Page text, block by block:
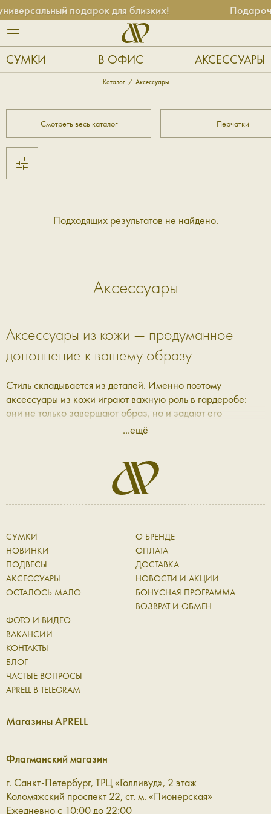
подарок для близких!
СУМКИ В ОФИС АКСЕССУАРЫ
Каталог Аксессуары
Смотреть весь каталог Перчатки
Подходящих результатов не найдено.
Аксессуары
Аксессуары из кожи — продуманное
дополнение к вашему образу
Стиль складывается из деталей. Именно поэтому
аксессуары из кожи играют важную роль в гардеробе:
они не только завершают образ, но и задают его
настроение. В Aprell мы собрали коллекцию, где каждая
Кожаные аксессуары: баланс формы и
функциональности
Современные кожаные аксессуары — это не просто
дополнение, а полноценная часть повседневного ритма.
Они сопровождают вас в течение дня, выдерживают
активное использование и при этом сохраняют
аккуратный внешний вид. Натуральная кожа со временем
становится только лучше: приобретает характерную
фактуру и мягкость, оставаясь надежной основой для
ежедневных вещей.
В коллекции Aprell представлены аксессуары для разных
сценариев:
как в базовом гардеробе, так и в более сложных
сочетаниях, где важна каждая линия. Это деталь, которая
работает незаметно, но всегда точно.
...ещё
СУМКИ
НОВИНКИ
ПОДВЕСЫ
АКСЕССУАРЫ
ОСТАЛОСЬ МАЛО
О БРЕНДЕ
ОПЛАТА
ДОСТАВКА
НОВОСТИ И АКЦИИ
БОНУСНАЯ ПРОГРАММА
ВОЗВРАТ И ОБМЕН
ФОТО И ВИДЕО
ВАКАНСИИ
КОНТАКТЫ
БЛОГ
ЧАСТЫЕ ВОПРОСЫ
APRELL В TELEGRAM
Магазины APRELL
Флагманский магазин
г. Санкт-Петербург, ТРЦ «Голливуд», 2 этаж
Коломяжский проспект 22, ст. м. «Пионерская»
Ежедневно с 10:00 до 22:00